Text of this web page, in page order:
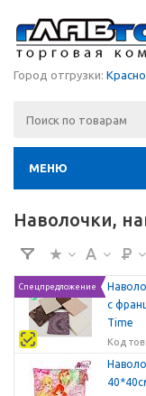
Город отгрузки:
МЕНЮ
Наволочки,
Спецпредложение
с
Time
Код